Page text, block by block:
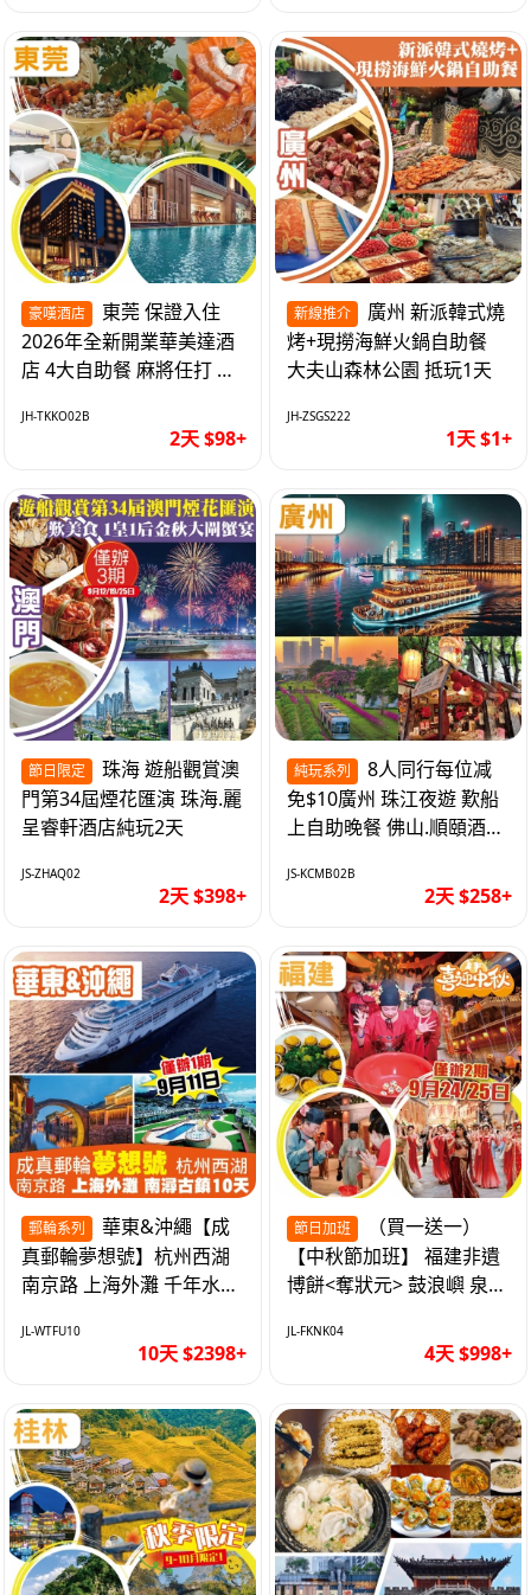
豪嘆酒店
2026年全新開業華美達酒
店 4大自助餐 麻將任打 抵
JH-TKKO02B
2天 $98+
新線推介
烤+現撈海鮮火鍋自助餐
大夫山森林公園 抵玩1天
JH-ZSGS222
1天 $1+
節日限定
門第34屆煙花匯演 珠海.麗
呈睿軒酒店純玩2天
JS-ZHAQ02
2天 $398+
純玩系列
免$10廣州 珠江夜遊 歎船
上自助晚餐 佛山.順頤酒店
JS-KCMB02B
2天 $258+
郵輪系列
真郵輪夢想號】杭州西湖
南京路 上海外灘 千年水鄉
自費10天
JL-WTFU10
10天 $2398+
節日加班
【中秋節加班】 福建非遺
博餅<奪狀元> 鼓浪嶼 泉州
車超值4天
JL-FKNK04
4天 $998+